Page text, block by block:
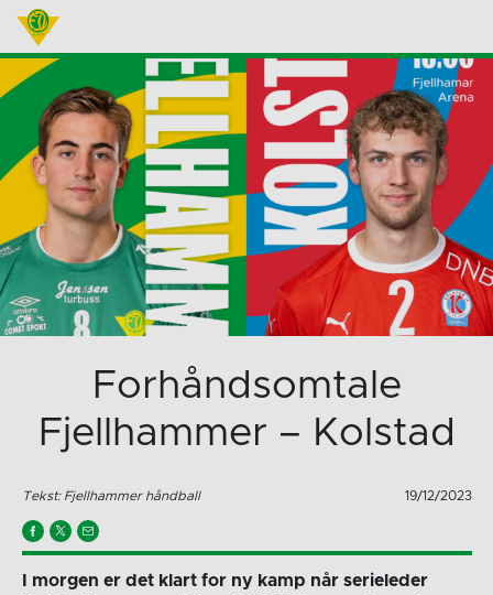
Forhåndsomtale
Fjellhammer – Kolstad
Tekst: Fjellhammer håndball 19/12/2023
I morgen er det klart for ny kamp når serieleder